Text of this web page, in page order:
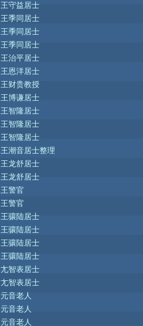
王守益居士
王季同居士
王季同居士
王季同居士
王治平居士
王恩洋居士
王财贵教授
王博谦居士
王智隆居士
王智隆居士
王智隆居士
王潮音居士整理
王龙舒居士
王龙舒居士
王警官
王警官
王骧陆居士
王骧陆居士
王骧陆居士
王骧陆居士
尢智表居士
尢智表居士
元音老人
元音老人
元音老人